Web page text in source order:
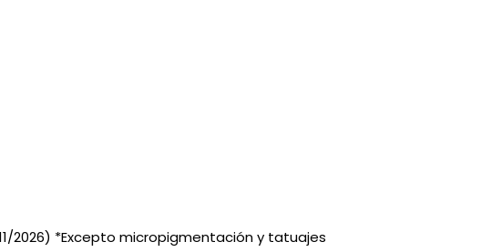
11/2026) *Excepto micropigmentación y tatuajes